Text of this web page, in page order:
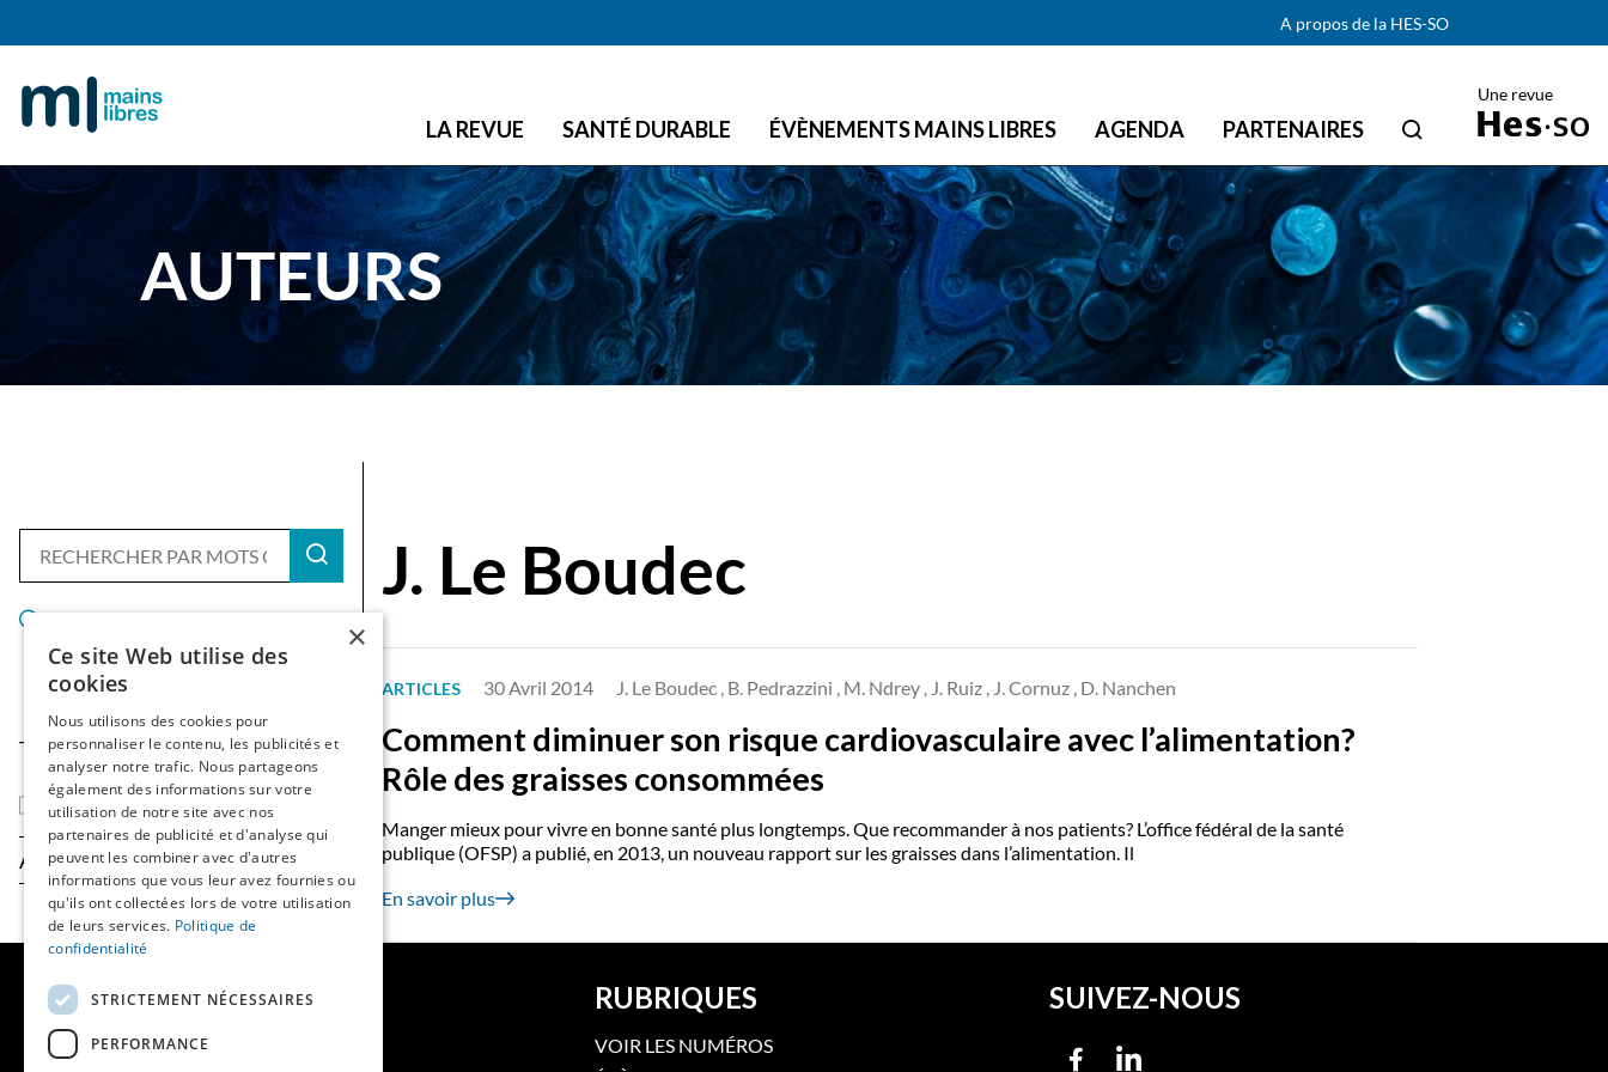
Skip to main content
A propos de la HES-SO
LA REVUE SANTÉ DURABLE ÉVÈNEMENTS MAINS LIBRES AGENDA PARTENAIRES
Une revue
AUTEURS
Réinitialiser les filtres
Type de contenu
Articles
Année
J. Le Boudec
ARTICLES 30 Avril 2014 J. Le Boudec , B. Pedrazzini , M. Ndrey , J. Ruiz , J. Cornuz , D. Nanchen
Comment diminuer son risque cardiovasculaire avec l’alimentation?
Rôle des graisses consommées
Manger mieux pour vivre en bonne santé plus longtemps. Que recommander à nos patients? L’office fédéral de la santé
publique (OFSP) a publié, en 2013, un nouveau rapport sur les graisses dans l’alimentation. Il
En savoir plus
MAINS LIBRES
QUI SOMMES-NOUS
RUBRIQUES
VOIR LES NUMÉROS
SUIVEZ-NOUS
×
Ce site Web utilise des
cookies
Nous utilisons des cookies pour
personnaliser le contenu, les publicités et
analyser notre trafic. Nous partageons
également des informations sur votre
utilisation de notre site avec nos
partenaires de publicité et d'analyse qui
peuvent les combiner avec d'autres
informations que vous leur avez fournies ou
qu'ils ont collectées lors de votre utilisation
de leurs services. Politique de
confidentialité
STRICTEMENT NÉCESSAIRES
PERFORMANCE